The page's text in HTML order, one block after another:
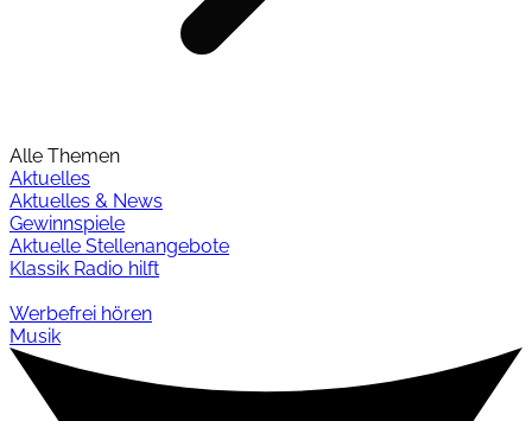
Alle Themen
Aktuelles
Aktuelles & News
Gewinnspiele
Aktuelle Stellenangebote
Klassik Radio hilft
Werbefrei hören
Musik